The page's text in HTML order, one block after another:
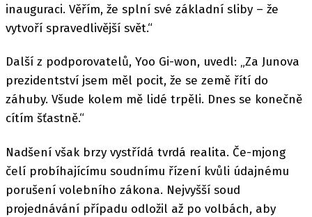
inauguraci. Věřím, že splní své základní sliby – že
vytvoří spravedlivější svět.“
Další z podporovatelů, Yoo Gi-won, uvedl: „Za Junova
prezidentství jsem měl pocit, že se země řítí do
záhuby. Všude kolem mě lidé trpěli. Dnes se konečně
cítím šťastně.“
Nadšení však brzy vystřídá tvrdá realita. Če-mjong
čelí probíhajícímu soudnímu řízení kvůli údajnému
porušení volebního zákona. Nejvyšší soud
projednávání případu odložil až po volbách, aby